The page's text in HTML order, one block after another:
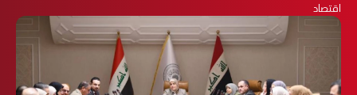
اقتصاد